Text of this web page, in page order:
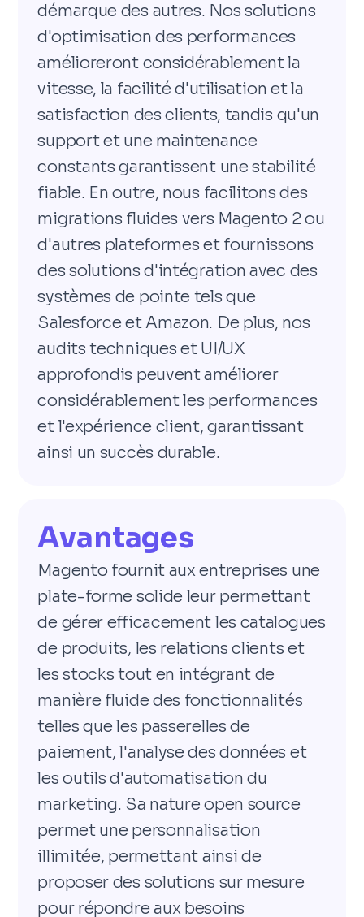
démarque des autres. Nos solutions
d'optimisation des performances
amélioreront considérablement la
vitesse, la facilité d'utilisation et la
satisfaction des clients, tandis qu'un
support et une maintenance
constants garantissent une stabilité
fiable. En outre, nous facilitons des
migrations fluides vers Magento 2 ou
d'autres plateformes et fournissons
des solutions d'intégration avec des
systèmes de pointe tels que
Salesforce et Amazon. De plus, nos
audits techniques et UI/UX
approfondis peuvent améliorer
considérablement les performances
et l'expérience client, garantissant
ainsi un succès durable.
Avantages
Magento fournit aux entreprises une
plate-forme solide leur permettant
de gérer efficacement les catalogues
de produits, les relations clients et
les stocks tout en intégrant de
manière fluide des fonctionnalités
telles que les passerelles de
paiement, l'analyse des données et
les outils d'automatisation du
marketing. Sa nature open source
permet une personnalisation
illimitée, permettant ainsi de
proposer des solutions sur mesure
pour répondre aux besoins